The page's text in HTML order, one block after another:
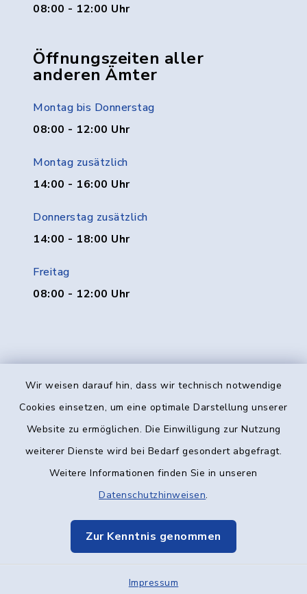
Wir weisen darauf hin, dass wir technisch notwendige
Cookies einsetzen, um eine optimale Darstellung unserer
Website zu ermöglichen. Die Einwilligung zur Nutzung
weiterer Dienste wird bei Bedarf gesondert abgefragt.
Weitere Informationen finden Sie in unseren
Datenschutzhinweisen.
Zur Kenntnis genommen
Impressum
08:00 - 12:00 Uhr
Öffnungszeiten aller
anderen Ämter
Montag bis Donnerstag
08:00 - 12:00 Uhr
Montag zusätzlich
14:00 - 16:00 Uhr
Donnerstag zusätzlich
14:00 - 18:00 Uhr
Freitag
08:00 - 12:00 Uhr
Kontakt
Datenschutz
Elektronische Kommunikation
Sitemap